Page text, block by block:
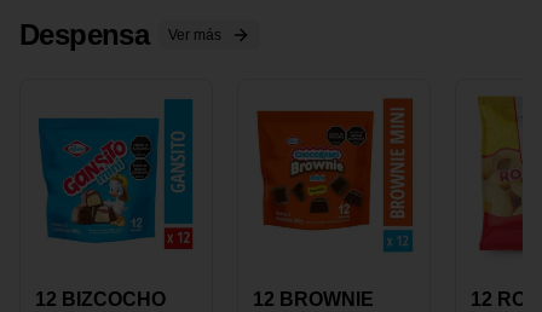
Despensa Ver más
12 BIZCOCHO
12 BROWNIE
12